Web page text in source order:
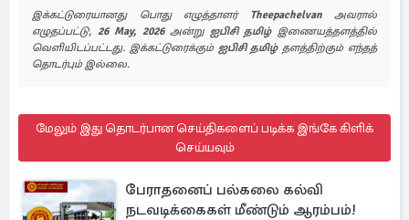
இக்கட்டுரையானது பொது எழுத்தாளர் Theepachelvanஅவரால்
எழுதப்பட்டு, 26 May, 2026அன்று ஐபிசி தமிழ்இணையத்தளத்தில்
வெளியிடப்பட்டது. இக்கட்டுரைக்கும் ஐபிசி தமிழ்தளத்திற்கும் எந்தத்
தொடர்பும் இல்லை.
மேலும் இது தொடர்பான செய்திகளைப் படிக்க இங்கே கிளிக்
செய்யவும்
பேராதனைப் பல்கலை கல்வி
நடவடிக்கைகள் மீண்டும் ஆரம்பம்!